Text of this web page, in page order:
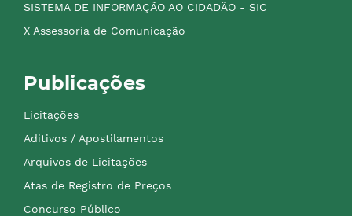
SISTEMA DE INFORMAÇÃO AO CIDADÃO - SIC
X Assessoria de Comunicação
Publicações
Licitações
Aditivos / Apostilamentos
Arquivos de Licitações
Atas de Registro de Preços
Concurso Público